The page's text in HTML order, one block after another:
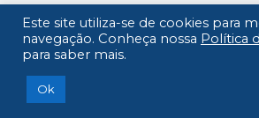
Janeiro - RJ
Av. Nuta James, 65 - Barra da
Janeiro - RJ - Condado dos
Avenida Nilo Peçanha, 73 - Lojas
Centro - Cabo Frio - RJ
Este site utiliza-se de cookies para
navegação. Conheça nossa Política
para saber mais.
Ok